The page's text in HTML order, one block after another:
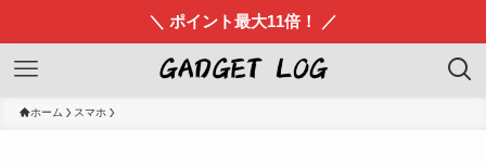
＼ ポイント最大11倍！ ／
ホーム スマホ